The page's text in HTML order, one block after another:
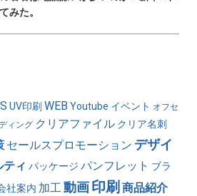
みた。
UV印刷 WEB Youtube イベント オフセ
ィング クリアファイル クリア名刺
セールスプロモーション デザイ
ティ パッケージ パンフレット ブラ
社案内 加工動画印刷 商品紹介